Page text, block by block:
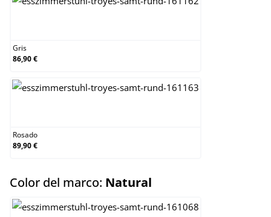
Gris
86,90 €
Rosado
89,90 €
Color del marco: Natural